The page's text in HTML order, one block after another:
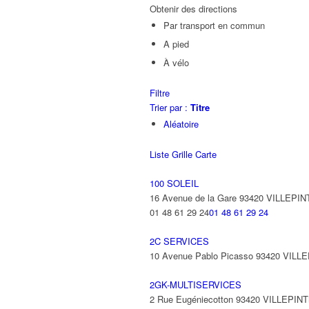
Obtenir des directions
Par transport en commun
A pied
À vélo
Filtre
Trier par : Titre
Aléatoire
Liste Grille Carte
100 SOLEIL
16 Avenue de la Gare 93420
01 48 61 29 2401 48 61 29 24
2C SERVICES
10 Avenue Pablo Picasso 93420
2GK-MULTISERVICES
2 Rue Eugéniecotton 93420